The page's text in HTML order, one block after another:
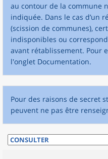
au contour de la commune
indiquée. Dans le cas d’un
(scission de communes),
indisponibles ou
avant rétablissement. Pour
l'onglet Documentation.
Pour des raisons de secret
peuvent ne pas être